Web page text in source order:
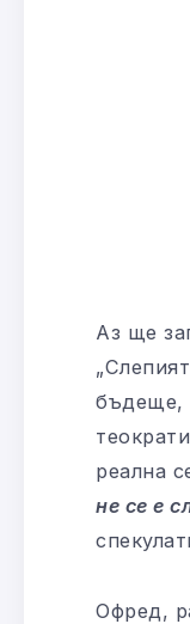
Аз ще
бъдеще,
реална
не се е
Офред,